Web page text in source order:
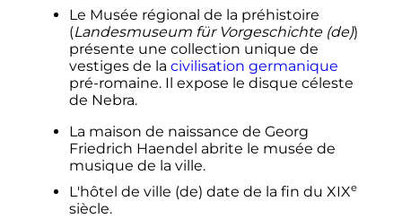
Le Musée régional de la préhistoire
(Landesmuseum für Vorgeschichte (de))
présente une collection unique de
vestiges de la civilisation germanique
pré-romaine. Il expose le disque céleste
de Nebra.
La maison de naissance de Georg
Friedrich Haendel abrite le musée de
musique de la ville.
L'hôtel de ville (de) date de la fin du XIXe
siècle.